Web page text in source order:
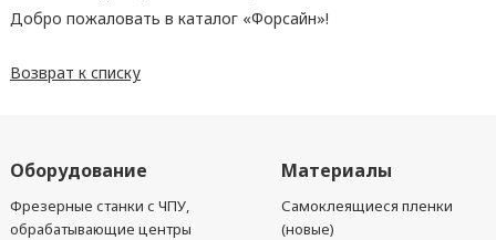
Добро пожаловать в каталог «Форсайн»!
Возврат к списку
Оборудование
Фрезерные станки с ЧПУ,
обрабатывающие центры
Материалы
Самоклеящиеся пленки
(новые)